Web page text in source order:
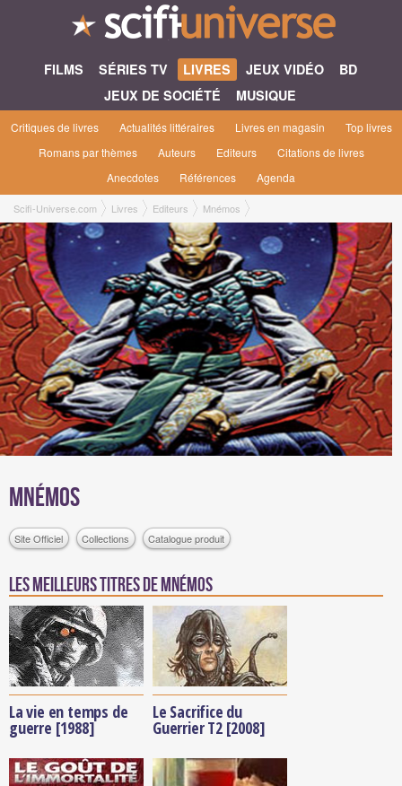
FILMS SÉRIES TV LIVRES JEUX VIDÉO
BD
JEUX DE SOCIÉTÉ
MUSIQUE
Critiques de livres Actualités littéraires Livres en magasin
Top livres
Romans par thèmes
Auteurs Editeurs
Citations de livres
Anecdotes
Références Agenda
Scifi-Universe.com Livres Editeurs Mnémos
Mnémos
Site Officiel Collections Catalogue produit
Les meilleurs titres de Mnémos
La vie en temps de
guerre [1988]
Le Sacrifice du
Guerrier T2 [2008]